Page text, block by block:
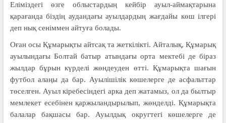
Еліміздегі өзге облыстардың кейбір ауыл-аймақтарына
қарағанда біздің аудандағы ауылдардың жағдайы көш ілгері
деп нық сеніммен айтуға болады.
Оған осы Құмарықты айтсақ та жеткілікті. Айталық, Құмарық
ауылындағы Болтай батыр атындағы орта мектебі де біраз
жылдар бұрын күрделі жөндеуден өтті. Құмарықта шағын
футбол алаңы да бар. Ауылішілік көшелерге де асфальттар
төселген. Ауыл кіребесіндегі арка деп жатамыз, ол да былтыр
мемлекет есебінен қаржыландырылып, жөнделді. Құмарықта
балалар бақшасы бар. Ауылдық округтегі көшелерге де